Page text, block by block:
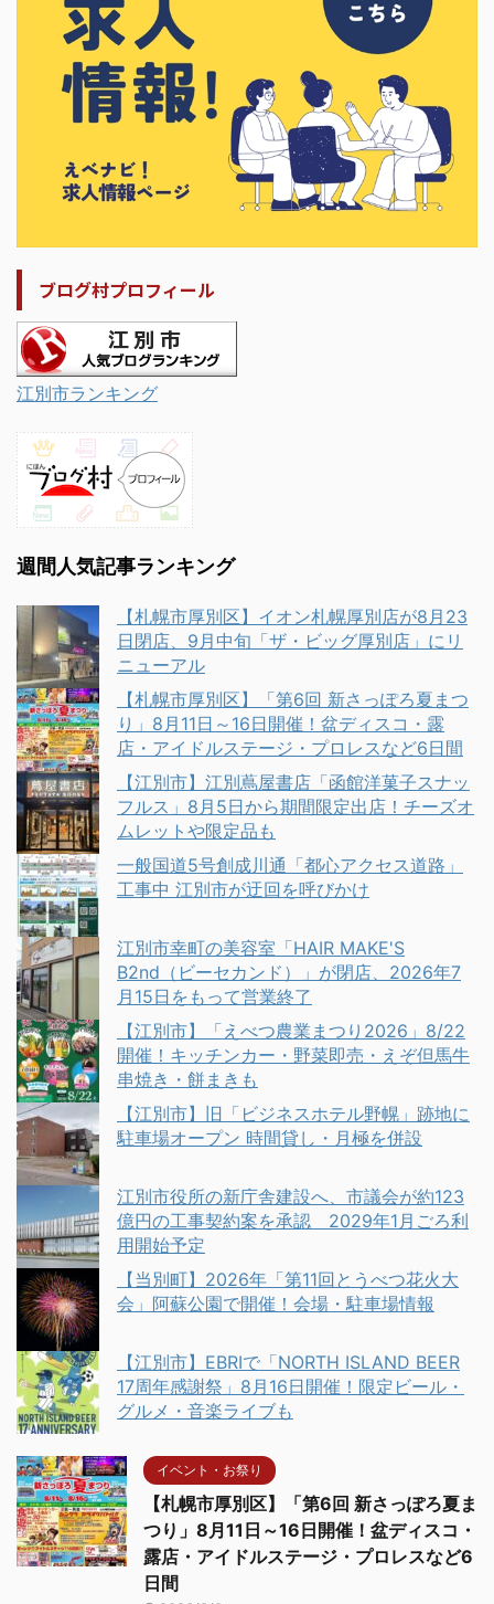
ブログ村プロフィール
江別市ランキング
週間人気記事ランキング
【札幌市厚別区】イオン札幌厚別店が8月23
日閉店、9月中旬「ザ・ビッグ厚別店」にリ
ニューアル
【札幌市厚別区】「第6回 新さっぽろ夏まつ
り」8月11日～16日開催！盆ディスコ・露
店・アイドルステージ・プロレスなど6日間
【江別市】江別蔦屋書店「函館洋菓子スナッ
フルス」8月5日から期間限定出店！チーズオ
ムレットや限定品も
一般国道5号創成川通「都心アクセス道路」
工事中 江別市が迂回を呼びかけ
江別市幸町の美容室「HAIR MAKE'S
B2nd（ビーセカンド）」が閉店、2026年7
月15日をもって営業終了
【江別市】「えべつ農業まつり2026」8/22
開催！キッチンカー・野菜即売・えぞ但馬牛
串焼き・餅まきも
【江別市】旧「ビジネスホテル野幌」跡地に
駐車場オープン 時間貸し・月極を併設
江別市役所の新庁舎建設へ、市議会が約123
億円の工事契約案を承認 2029年1月ごろ利
用開始予定
【当別町】2026年「第11回とうべつ花火大
会」阿蘇公園で開催！会場・駐車場情報
【江別市】EBRIで「NORTH ISLAND BEER
17周年感謝祭」8月16日開催！限定ビール・
グルメ・音楽ライブも
イベント・お祭り
【札幌市厚別区】「第6回 新さっぽろ夏ま
つり」8月11日～16日開催！盆ディスコ・
露店・アイドルステージ・プロレスなど6
日間